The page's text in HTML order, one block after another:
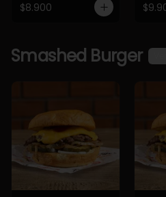
$8.900
Smashed Burger